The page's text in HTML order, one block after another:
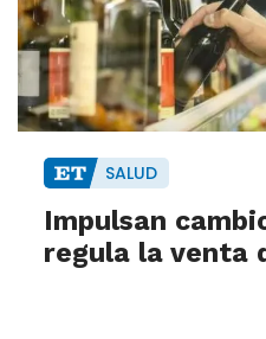
SALUD
Impulsan
regula la venta